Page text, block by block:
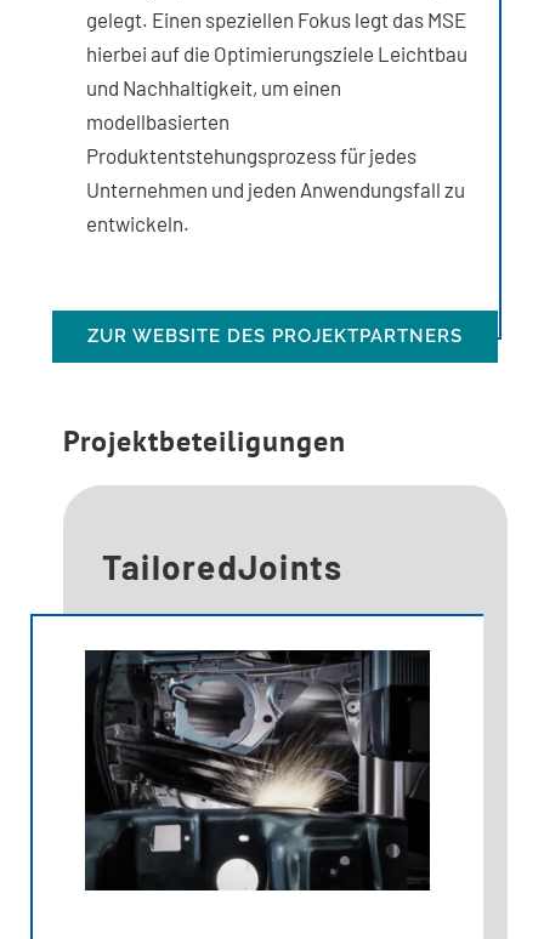
gelegt. Einen speziellen Fokus legt das MSE
hierbei auf die Optimierungsziele Leichtbau
und Nachhaltigkeit, um einen
modellbasierten
Produktentstehungsprozess für jedes
Unternehmen und jeden Anwendungsfall zu
entwickeln.
ZUR WEBSITE DES PROJEKTPARTNERS
Projektbeteiligungen
TailoredJoints